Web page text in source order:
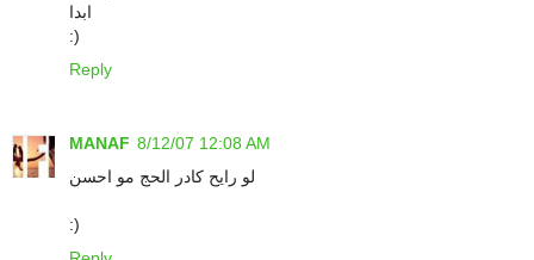
ابدا
:)
Reply
MANAF 8/12/07 12:08 AM
لو رايح كادر الحج مو احسن
:)